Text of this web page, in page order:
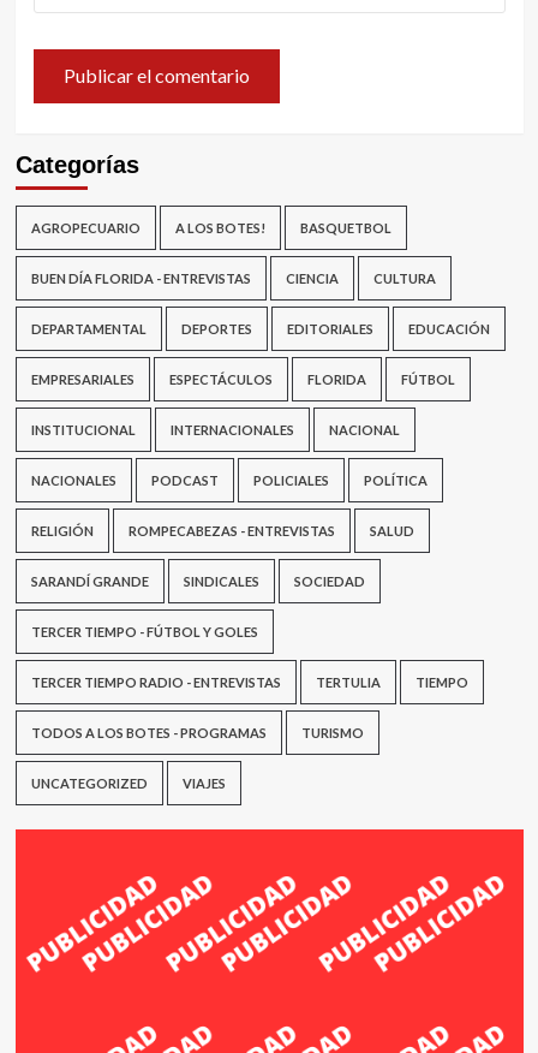
Categorías
AGROPECUARIO A LOS BOTES! BASQUETBOL
BUEN DÍA FLORIDA - ENTREVISTAS CIENCIA CULTURA
DEPARTAMENTAL DEPORTES EDITORIALES EDUCACIÓN
EMPRESARIALES ESPECTÁCULOS FLORIDA FÚTBOL
INSTITUCIONAL INTERNACIONALES NACIONAL
NACIONALES PODCAST POLICIALES POLÍTICA
RELIGIÓN ROMPECABEZAS - ENTREVISTAS SALUD
SARANDÍ GRANDE SINDICALES SOCIEDAD
TERCER TIEMPO - FÚTBOL Y GOLES
TERCER TIEMPO RADIO - ENTREVISTAS TERTULIA TIEMPO
TODOS A LOS BOTES - PROGRAMAS TURISMO
UNCATEGORIZED VIAJES